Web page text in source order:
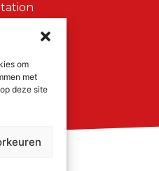
om
met
deze site